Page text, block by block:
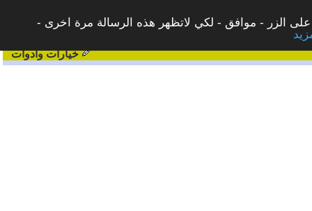
على الزر - موافق - لكي لاتظهر هذه الرسالة مرة اخرى -
خيارات وادوات